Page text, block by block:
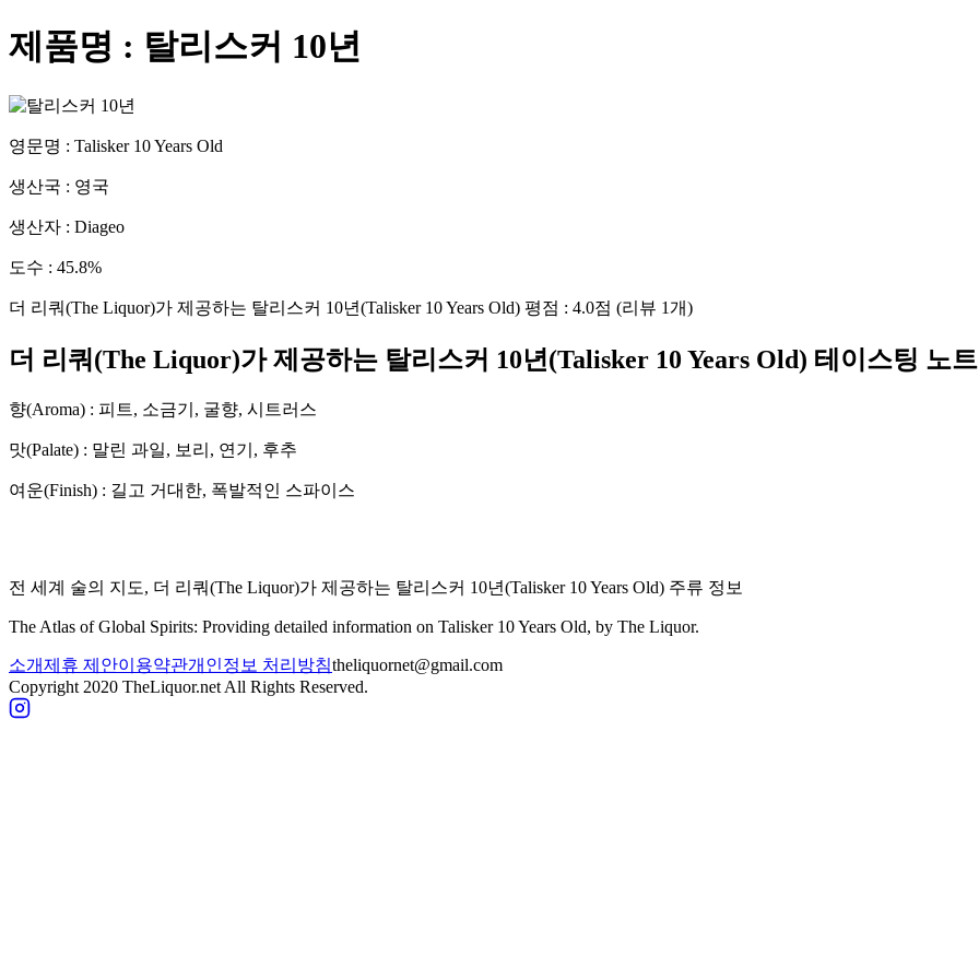
제품명 : 탈리스커 10년
영문명 : Talisker 10 Years Old
생산국 : 영국
생산자 : Diageo
도수 : 45.8%
더 리쿼(The Liquor)가 제공하는 탈리스커 10년(Talisker 10 Years Old) 평점 : 4.0점 (리뷰 1개)
더 리쿼(The Liquor)가 제공하는 탈리스커 10년(Talisker 10 Years Old) 테이스팅 노
향(Aroma) : 피트, 소금기, 굴향, 시트러스
맛(Palate) : 말린 과일, 보리, 연기, 후추
여운(Finish) : 길고 거대한, 폭발적인 스파이스
전 세계 술의 지도, 더 리쿼(The Liquor)가 제공하는 탈리스커 10년(Talisker 10 Years Old) 주류 정보
The Atlas of Global Spirits: Providing detailed information on Talisker 10 Years Old, by The Liquor.
소개제휴 제안이용약관개인정보 처리방침theliquornet@gmail.com
Copyright 2020 TheLiquor.net All Rights Reserved.